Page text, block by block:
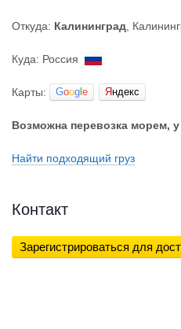
Откуда: Калининград ,
Куда: Россия
Карты: Goog e Яндекс
Возможна перевозка морем,
Найти подходящий груз
Контакт
Зарегистрироваться для